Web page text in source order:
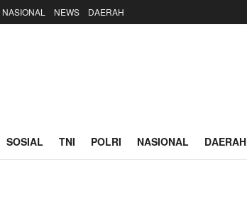
NASIONAL NEWS DAERAH
SOSIAL TNI POLRI NASIONAL DAERAH